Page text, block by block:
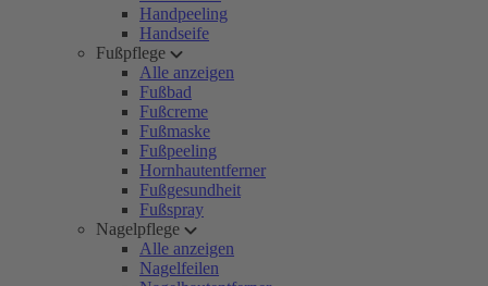
Handpeeling
Handseife
Fußpflege
Alle anzeigen
Fußbad
Fußcreme
Fußmaske
Fußpeeling
Hornhautentferner
Fußgesundheit
Fußspray
Nagelpflege
Alle anzeigen
Nagelfeilen